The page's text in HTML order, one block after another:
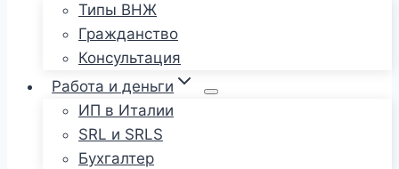
Типы ВНЖ
Гражданство
Консультация
Работа и деньги
ИП в Италии
SRL и SRLS
Бухгалтер